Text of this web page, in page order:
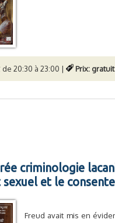
de 20:30 à 23:00 | Prix: gratuit
criminologie
et le
Freud avait mis en